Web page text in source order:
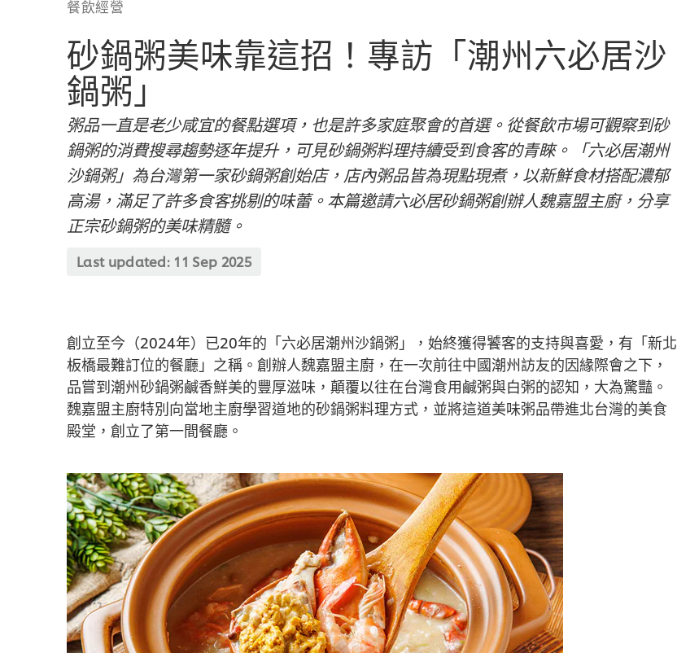
餐飲經營
砂鍋粥美味靠這招！專訪「潮州六必居沙
鍋粥」
粥品一直是老少咸宜的餐點選項，也是許多家庭聚會的首選。從餐飲市場可觀察到砂
鍋粥的消費搜尋趨勢逐年提升，可見砂鍋粥料理持續受到食客的青睞。「六必居潮州
沙鍋粥」為台灣第一家砂鍋粥創始店，店內粥品皆為現點現煮，以新鮮食材搭配濃郁
高湯，滿足了許多食客挑剔的味蕾。本篇邀請六必居砂鍋粥創辦人魏嘉盟主廚，分享
正宗砂鍋粥的美味精髓。
Last updated: 11 Sep 2025
創立至今（2024年）已20年的「六必居潮州沙鍋粥」，始終獲得饕客的支持與喜愛，有「新北
板橋最難訂位的餐廳」之稱。創辦人魏嘉盟主廚，在一次前往中國潮州訪友的因緣際會之下，
品嘗到潮州砂鍋粥鹹香鮮美的豐厚滋味，顛覆以往在台灣食用鹹粥與白粥的認知，大為驚豔。
魏嘉盟主廚特別向當地主廚學習道地的砂鍋粥料理方式，並將這道美味粥品帶進北台灣的美食
殿堂，創立了第一間餐廳。